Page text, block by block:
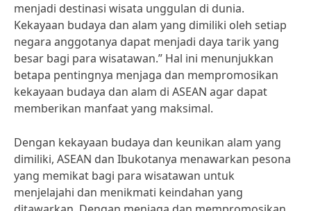
menjadi destinasi wisata unggulan di dunia.
Kekayaan budaya dan alam yang dimiliki oleh setiap
negara anggotanya dapat menjadi daya tarik yang
besar bagi para wisatawan.” Hal ini menunjukkan
betapa pentingnya menjaga dan mempromosikan
kekayaan budaya dan alam di ASEAN agar dapat
memberikan manfaat yang maksimal.
Dengan kekayaan budaya dan keunikan alam yang
dimiliki, ASEAN dan Ibukotanya menawarkan pesona
yang memikat bagi para wisatawan untuk
menjelajahi dan menikmati keindahan yang